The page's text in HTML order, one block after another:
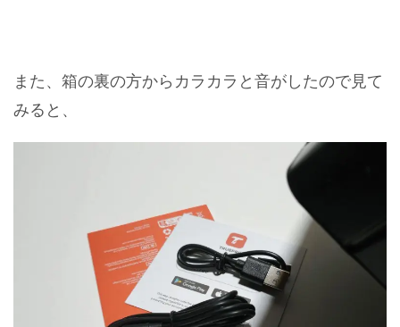
また、箱の裏の方からカラカラと音がしたので見て
みると、